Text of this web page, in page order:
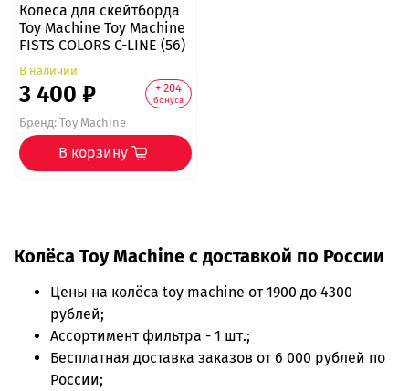
Колеса для скейтборда
Toy Machine Toy Machine
FISTS COLORS C-LINE (56)
В наличии
3 400 ₽ + 204
бонуса
Бренд:Toy Machine
В корзину
Колёса Toy Machine с доставкой по России
Цены на колёса toy machine от 1900 до 4300
рублей;
Ассортимент фильтра - 1 шт.;
Бесплатная доставка заказов от 6 000 рублей по
России;